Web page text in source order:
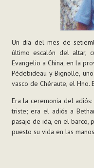
Un día del mes de
último escalón del altar,
Evangelio a China, en la
Pédebideau y Bignolle,
vasco de Chéraute, el Hno.
Era la ceremonia del
triste; era el adiós a
pasaje de ida, en el barco,
puesto su vida en las